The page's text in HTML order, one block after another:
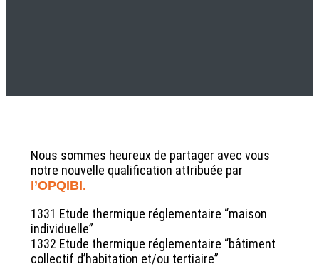
Nous sommes heureux de partager avec vous
notre nouvelle qualification attribuée par
l’OPQIBI.
1331 Etude thermique réglementaire “maison
individuelle”
1332 Etude thermique réglementaire “bâtiment
collectif d’habitation et/ou tertiaire”